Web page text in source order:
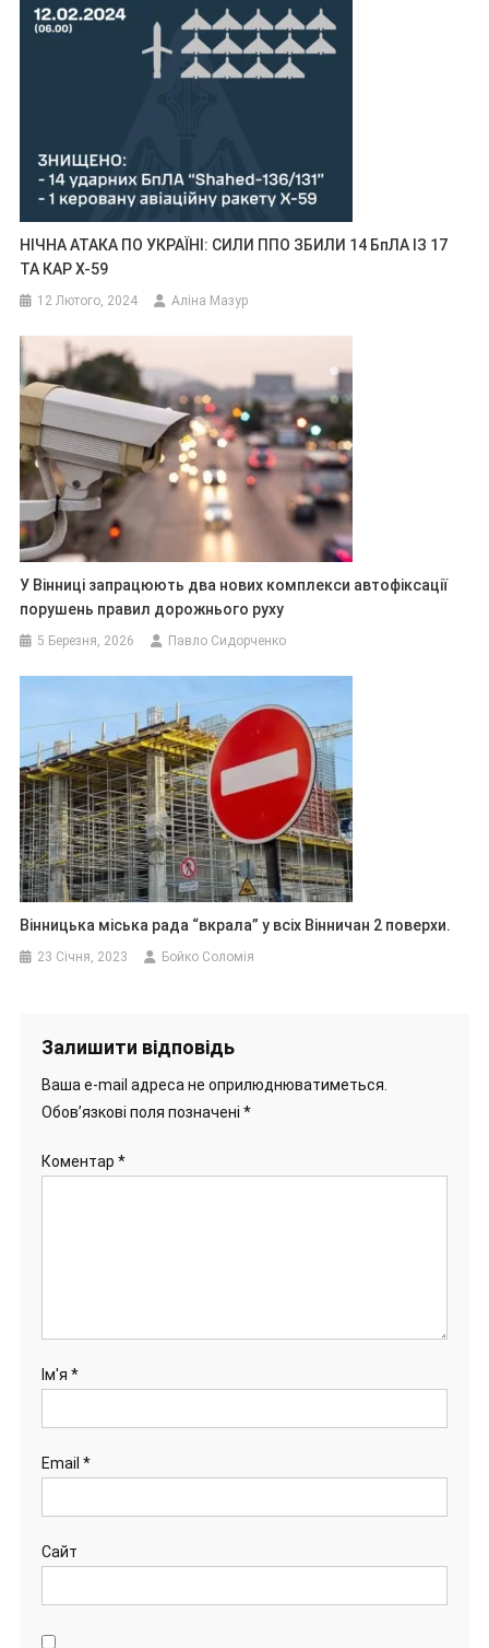
НІЧНА АТАКА ПО УКРАЇНІ: СИЛИ ППО ЗБИЛИ 14 БпЛА ІЗ 17
ТА КАР Х-59
12 Лютого, 2024 Аліна Мазур
У Вінниці запрацюють два нових комплекси автофіксації
порушень правил дорожнього руху
5 Березня, 2026 Павло Сидорченко
Вінницька міська рада “вкрала” у всіх Вінничан 2 поверхи.
23 Січня, 2023 Бойко Соломія
Залишити відповідь
Ваша e-mail адреса не оприлюднюватиметься.
Обов’язкові поля позначені *
Коментар *
Ім'я *
Email *
Сайт